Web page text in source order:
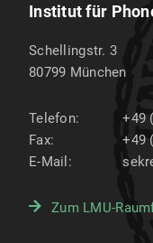
Institut für
Schellingstr. 3
80799 München
Telefon:
+49
Fax:
+49
E-Mail:
Zum LMU-